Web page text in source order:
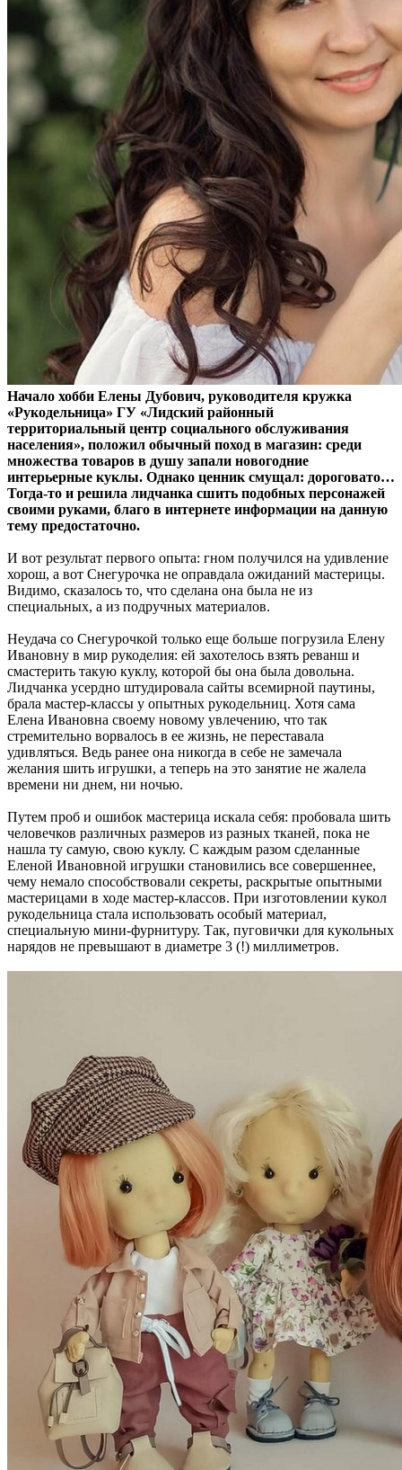
Начало хобби Елены Дубович, руководителя кружка
«Рукодельница» ГУ «Лидский районный
территориальный центр социального обслуживания
населения», положил обычный поход в магазин: среди
множества товаров в душу запали новогодние
интерьерные куклы. Однако ценник смущал: дороговато…
Тогда-то и решила лидчанка сшить подобных персонажей
своими руками, благо в интернете информации на данную
тему предостаточно.
И вот результат первого опыта: гном получился на удивление
хорош, а вот Снегурочка не оправдала ожиданий мастерицы.
Видимо, сказалось то, что сделана она была не из
специальных, а из подручных материалов.
Неудача со Снегурочкой только еще больше погрузила Елену
Ивановну в мир рукоделия: ей захотелось взять реванш и
смастерить такую куклу, которой бы она была довольна.
Лидчанка усердно штудировала сайты всемирной паутины,
брала мастер-классы у опытных рукодельниц. Хотя сама
Елена Ивановна своему новому увлечению, что так
стремительно ворвалось в ее жизнь, не переставала
удивляться. Ведь ранее она никогда в себе не замечала
желания шить игрушки, а теперь на это занятие не жалела
времени ни днем, ни ночью.
Путем проб и ошибок мастерица искала себя: пробовала шить
человечков различных размеров из разных тканей, пока не
нашла ту самую, свою куклу. С каждым разом сделанные
Еленой Ивановной игрушки становились все совершеннее,
чему немало способствовали секреты, раскрытые опытными
мастерицами в ходе мастер-классов. При изготовлении кукол
рукодельница стала использовать особый материал,
специальную мини-фурнитуру. Так, пуговички для кукольных
нарядов не превышают в диаметре 3 (!) миллиметров.